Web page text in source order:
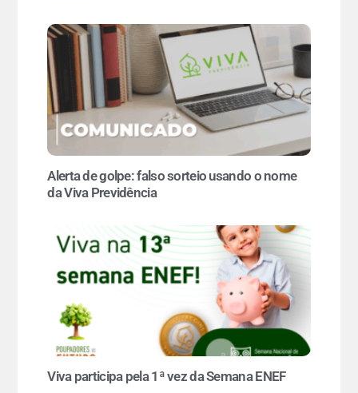
Alerta de golpe: falso sorteio usando o nome
da Viva Previdência
Viva participa pela 1ª vez da Semana ENEF